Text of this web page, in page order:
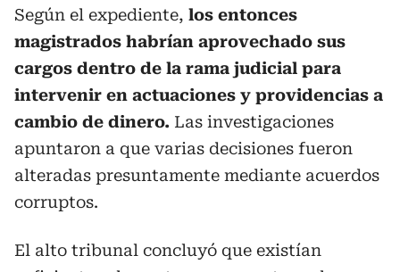
Según el expediente, los entonces
magistrados habrían aprovechado sus
cargos dentro de la rama judicial para
intervenir en actuaciones y providencias a
cambio de dinero. Las investigaciones
apuntaron a que varias decisiones fueron
alteradas presuntamente mediante acuerdos
corruptos.
El alto tribunal concluyó que existían